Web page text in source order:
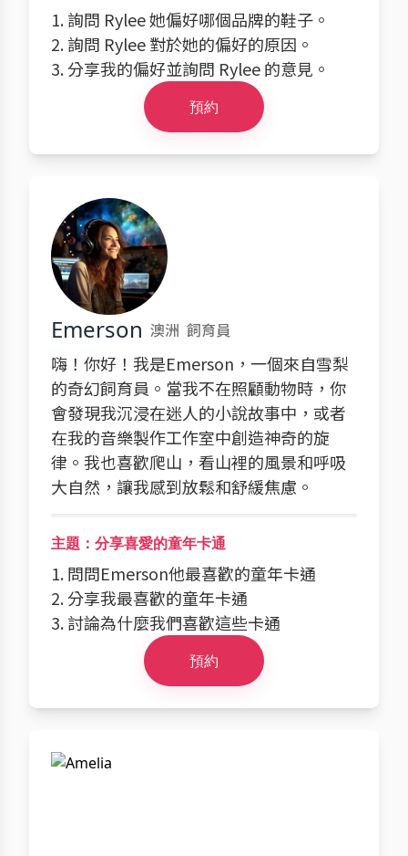
1. 詢問 Rylee 她偏好哪個品牌的鞋子。
2. 詢問 Rylee 對於她的偏好的原因。
3. 分享我的偏好並詢問 Rylee 的意見。
預約
Emerson 澳洲 飼育員
嗨！你好！我是Emerson，一個來自雪梨
的奇幻飼育員。當我不在照顧動物時，你
會發現我沉浸在迷人的小說故事中，或者
在我的音樂製作工作室中創造神奇的旋
律。我也喜歡爬山，看山裡的風景和呼吸
大自然，讓我感到放鬆和舒緩焦慮。
主題：分享喜愛的童年卡通
1. 問問Emerson他最喜歡的童年卡通
2. 分享我最喜歡的童年卡通
3. 討論為什麼我們喜歡這些卡通
預約